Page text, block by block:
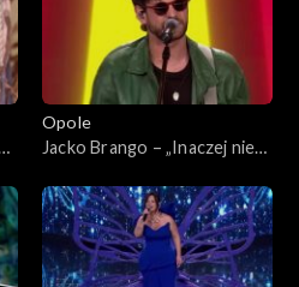
Opole
Jacko Brango – „Inaczej nie
„Debiuty”